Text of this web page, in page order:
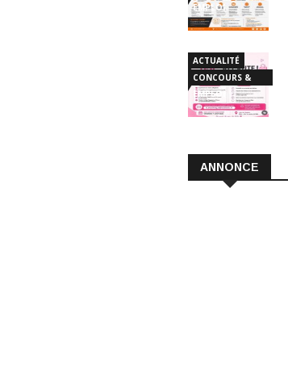
EMPLOI
ACTUALITÉ
CONCOURS &
EMPLOI
ANNONCE